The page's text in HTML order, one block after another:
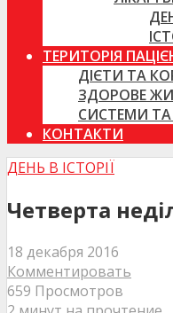
ТЕРИТОРІЯ
ДІЄТИ ТА
ЗДОРОВЕ
СИСТЕМИ
КОНТАКТИ
ДЕНЬ В ІСТОРІЇ
Четверта
18 декабря 2016
Комментировать
659 Просмотров